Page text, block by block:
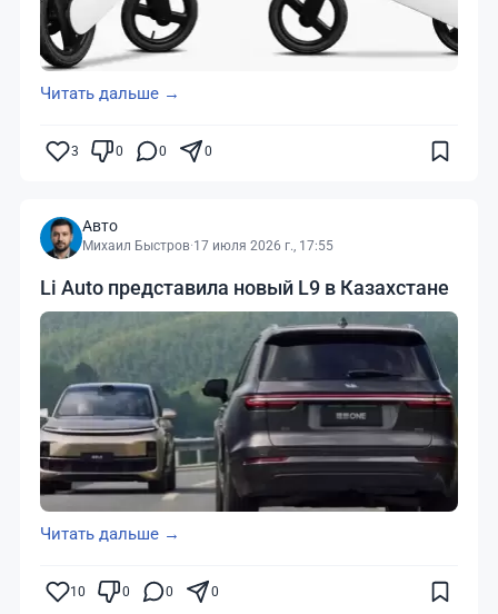
Читать дальше →
3 0 0 0
Авто
Михаил Быстров·17 июля 2026 г., 17:55
Li Auto представила новый L9 в Казахстане
Читать дальше →
10 0 0 0